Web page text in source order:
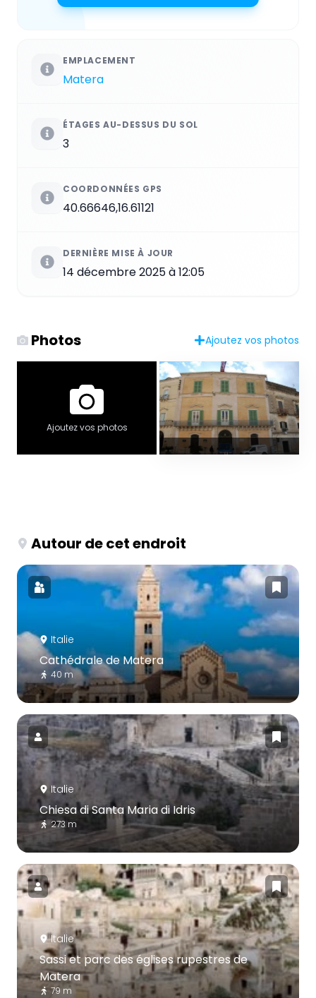
EMPLACEMENT
Matera
ÉTAGES AU-DESSUS DU SOL
3
COORDONNÉES GPS
40.66646,16.61121
DERNIÈRE MISE À JOUR
14 décembre 2025 à 12:05
Photos Ajoutez vos photos
Ajoutez vos photos
Autour de cet endroit
Italie
Cathédrale de Matera
40 m
Italie
Chiesa di Santa Maria di Idris
273 m
Italie
Sassi et parc des églises rupestres de
Matera
79 m